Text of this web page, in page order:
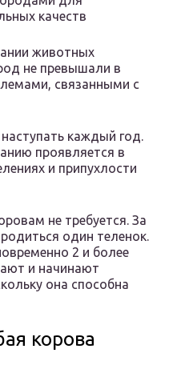
качеств
животных
не превышали в
связанными с
каждый год.
проявляется в
и припухлости
не требуется. За
один теленок.
2 и более
и начинают
она способна
корова